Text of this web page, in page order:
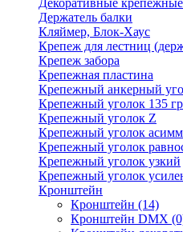
Декоративные
Держатель балки
Кляймер, Блок-Хаус
Крепеж для лестниц
Крепеж забора
Крепежная пластина
Крепежный анкерный
Крепежный уголок 135
Крепежный уголок Z
Крепежный уголок
Крепежный уголок
Крепежный уголок узкий
Крепежный уголок
Кронштейн
Кронштейн (14)
Кронштейн DMX